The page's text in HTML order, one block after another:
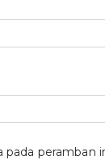
pada